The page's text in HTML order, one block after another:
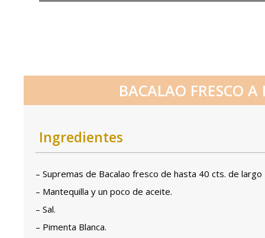
BACALAO FRESCO
Ingredientes
– Supremas de Bacalao fresco de hasta 40 cts. de
– Mantequilla y un poco de aceite.
– Sal.
– Pimenta Blanca.